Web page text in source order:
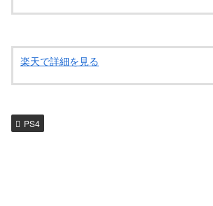
楽天で詳細を見る
PS4